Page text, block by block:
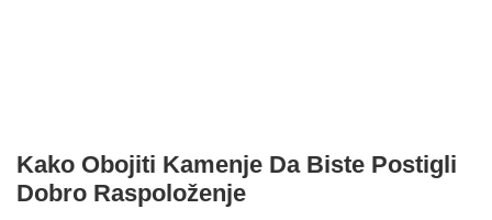
Kako Obojiti Kamenje Da Biste Postigli
Dobro Raspoloženje